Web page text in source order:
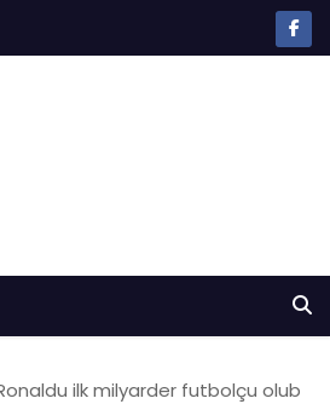
ilk milyarder futbolçu olub